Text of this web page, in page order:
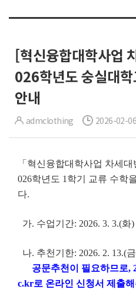
[혁신융합대학사업
026학년도 숭실대
안내
admclothing 2026-02-06
「혁신융합대학사업 차세
026학년도 1학기 교류 수학
다.
가. 수업기간: 2026. 3. 3.(화
나. 추천기한: 2026. 2. 13.(금
공문추천이 필요하므로,
c.kr로 온라인 신청서 제출